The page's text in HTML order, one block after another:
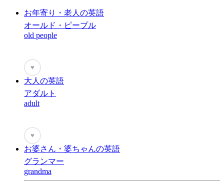
お年寄り・老人の英語
オールド・ピープル
old people
♥
大人の英語
アダルト
adult
♥
お婆さん・婆ちゃんの英語
グランマー
grandma